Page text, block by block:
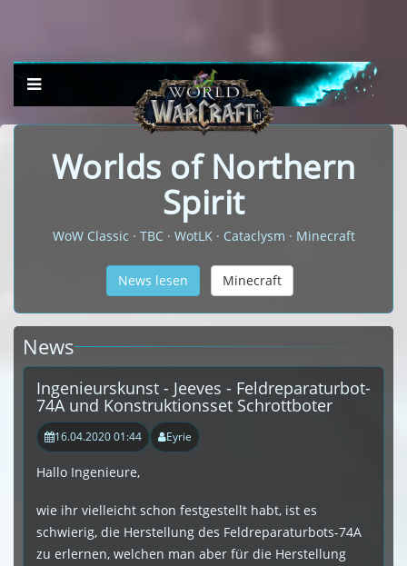
Worlds of Northern
Spirit
WoW Classic · TBC · WotLK · Cataclysm · Minecraft
News lesen Minecraft
News
Ingenieurskunst - Jeeves - Feldreparaturbot-
74A und Konstruktionsset Schrottboter
16.04.2020 01:44 Eyrie
Hallo Ingenieure,
wie ihr vielleicht schon festgestellt habt, ist es
schwierig, die Herstellung des Feldreparaturbots-74A
zu erlernen, welchen man aber für die Herstellung